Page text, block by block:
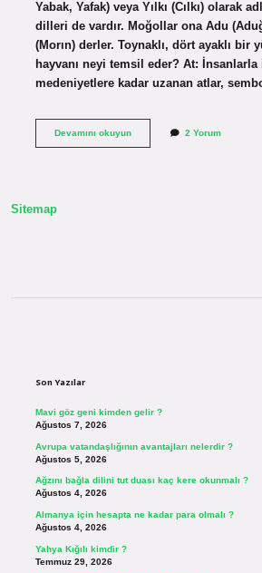
Yabak, Yafak) veya Yılkı (Cılkı) olarak
dilleri de vardır. Moğollar ona Adu
(Morın) derler. Toynaklı, dört ayaklı bir
hayvanı neyi temsil eder? At:
medeniyetlere kadar uzanan atlar,
Devamını okuyunAtın
2 Yorum
Sitemap
Son Yazılar
Mavi göz geni kimden gelir ?
Ağustos 7, 2026
Avrupa vatandaşlığının avantajları nelerdir ?
Ağustos 5, 2026
Ağzını bağla dilini tut duası kaç kere okunmalı ?
Ağustos 4, 2026
Almanya için hesapta ne kadar para olmalı ?
Ağustos 4, 2026
Yahya Kığılı kimdir ?
Temmuz 29, 2026